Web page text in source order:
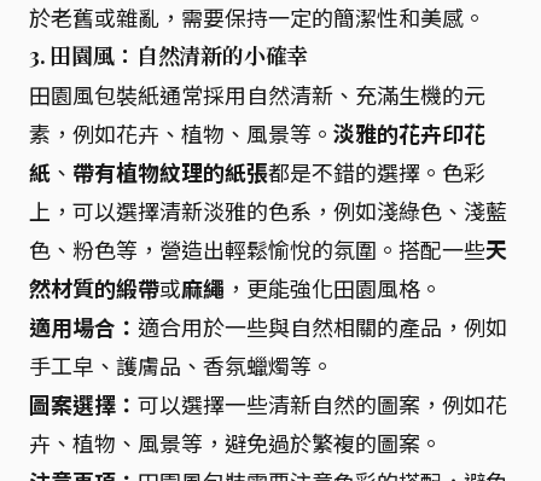
於老舊或雜亂，需要保持一定的簡潔性和美感。
3. 田園風：自然清新的小確幸
田園風包裝紙通常採用自然清新、充滿生機的元
素，例如花卉、植物、風景等。 淡雅的花卉印花
紙 、 帶有植物紋理的紙張都是不錯的選擇。色彩
上，可以選擇清新淡雅的色系，例如淺綠色、淺藍
色、粉色等，營造出輕鬆愉悅的氛圍。搭配一些天
然材質的緞帶或麻繩 ，更能強化田園風格。
適用場合： 適合用於一些與自然相關的產品，例如
手工皁、護膚品、香氛蠟燭等。
圖案選擇： 可以選擇一些清新自然的圖案，例如花
卉、植物、風景等，避免過於繁複的圖案。